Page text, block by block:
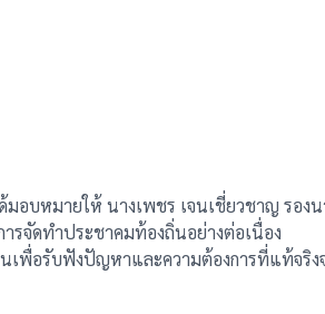
บหมายให้ นางเพชร เจนเชี่ยวชาญ รอง
จัดทำประชาคมท้องถิ่นอย่างต่อเนื่อง
พื่อรับฟังปัญหาและความต้องการที่แท้จริ